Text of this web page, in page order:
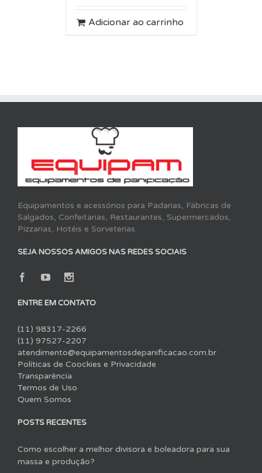
Adicionar ao carrinho
Equipamentos e acessórios para Padarias, Fábricas de
Salgados, Confeitarias, Restaurantes, Supermercados,
Pizzarias, Hotéis e Sorveterias.
SEJA NOSSOS AMIGOS NAS REDES SOCIAIS
ENTRE EM CONTATO
(11) 98317-2266
(11) 97527-2207
atendimento@equipamentosdepanificacao.com.br
Políticas de Coockies e Privacidade
Transparência
Termos de Uso
Quem Somos
POSTS RECENTES
Como escolher a melhor divisora e boleadora para sua
massa e produção?